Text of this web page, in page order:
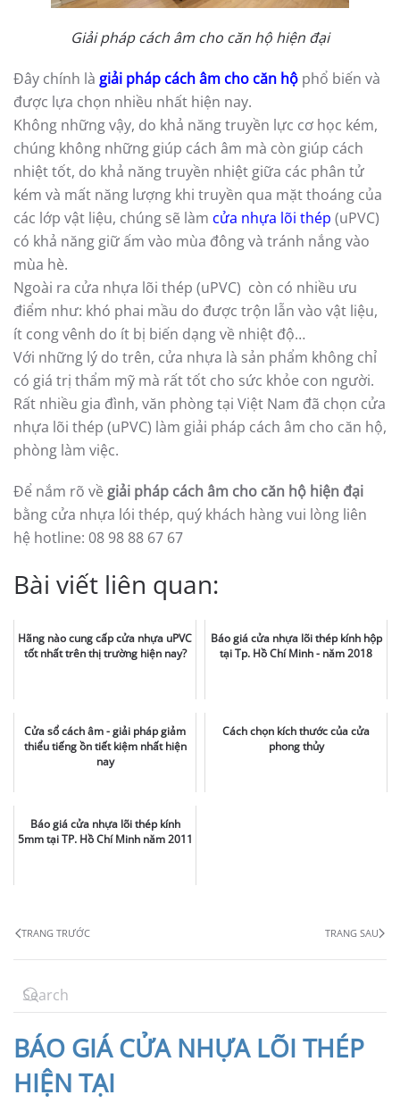
Giải pháp cách âm cho căn hộ hiện đại
Đây chính là giải pháp cách âm cho căn hộ phổ biến và
được lựa chọn nhiều nhất hiện nay.
Không những vậy, do khả năng truyền lực cơ học kém,
chúng không những giúp cách âm mà còn giúp cách
nhiệt tốt, do khả năng truyền nhiệt giữa các phân tử
kém và mất năng lượng khi truyền qua mặt thoáng của
các lớp vật liệu, chúng sẽ làm cửa nhựa lõi thép (uPVC)
có khả năng giữ ấm vào mùa đông và tránh nắng vào
mùa hè.
Ngoài ra cửa nhựa lõi thép (uPVC) còn có nhiều ưu
điểm như: khó phai mầu do được trộn lẫn vào vật liệu,
ít cong vênh do ít bị biến dạng về nhiệt độ…
Với những lý do trên, cửa nhựa là sản phẩm không chỉ
có giá trị thẩm mỹ mà rất tốt cho sức khỏe con người.
Rất nhiều gia đình, văn phòng tại Việt Nam đã chọn cửa
nhựa lõi thép (uPVC) làm giải pháp cách âm cho căn hộ,
phòng làm việc.
Để nắm rõ về giải pháp cách âm cho căn hộ hiện đại
bằng cửa nhựa lói thép, quý khách hàng vui lòng liên
hệ hotline: 08 98 88 67 67
Bài viết liên quan:
Hãng nào cung cấp cửa nhựa uPVC
tốt nhất trên thị trường hiện nay?
Báo giá cửa nhựa lõi thép kính hộp
tại Tp. Hồ Chí Minh - năm 2018
Cửa sổ cách âm - giải pháp giảm
thiểu tiếng ồn tiết kiệm nhất hiện
nay
Cách chọn kích thước của cửa
phong thủy
Báo giá cửa nhựa lõi thép kính
5mm tại TP. Hồ Chí Minh năm 2011
TRANG TRƯỚC TRANG SAU
BÁO GIÁ CỬA NHỰA LÕI THÉP
HIỆN TẠI